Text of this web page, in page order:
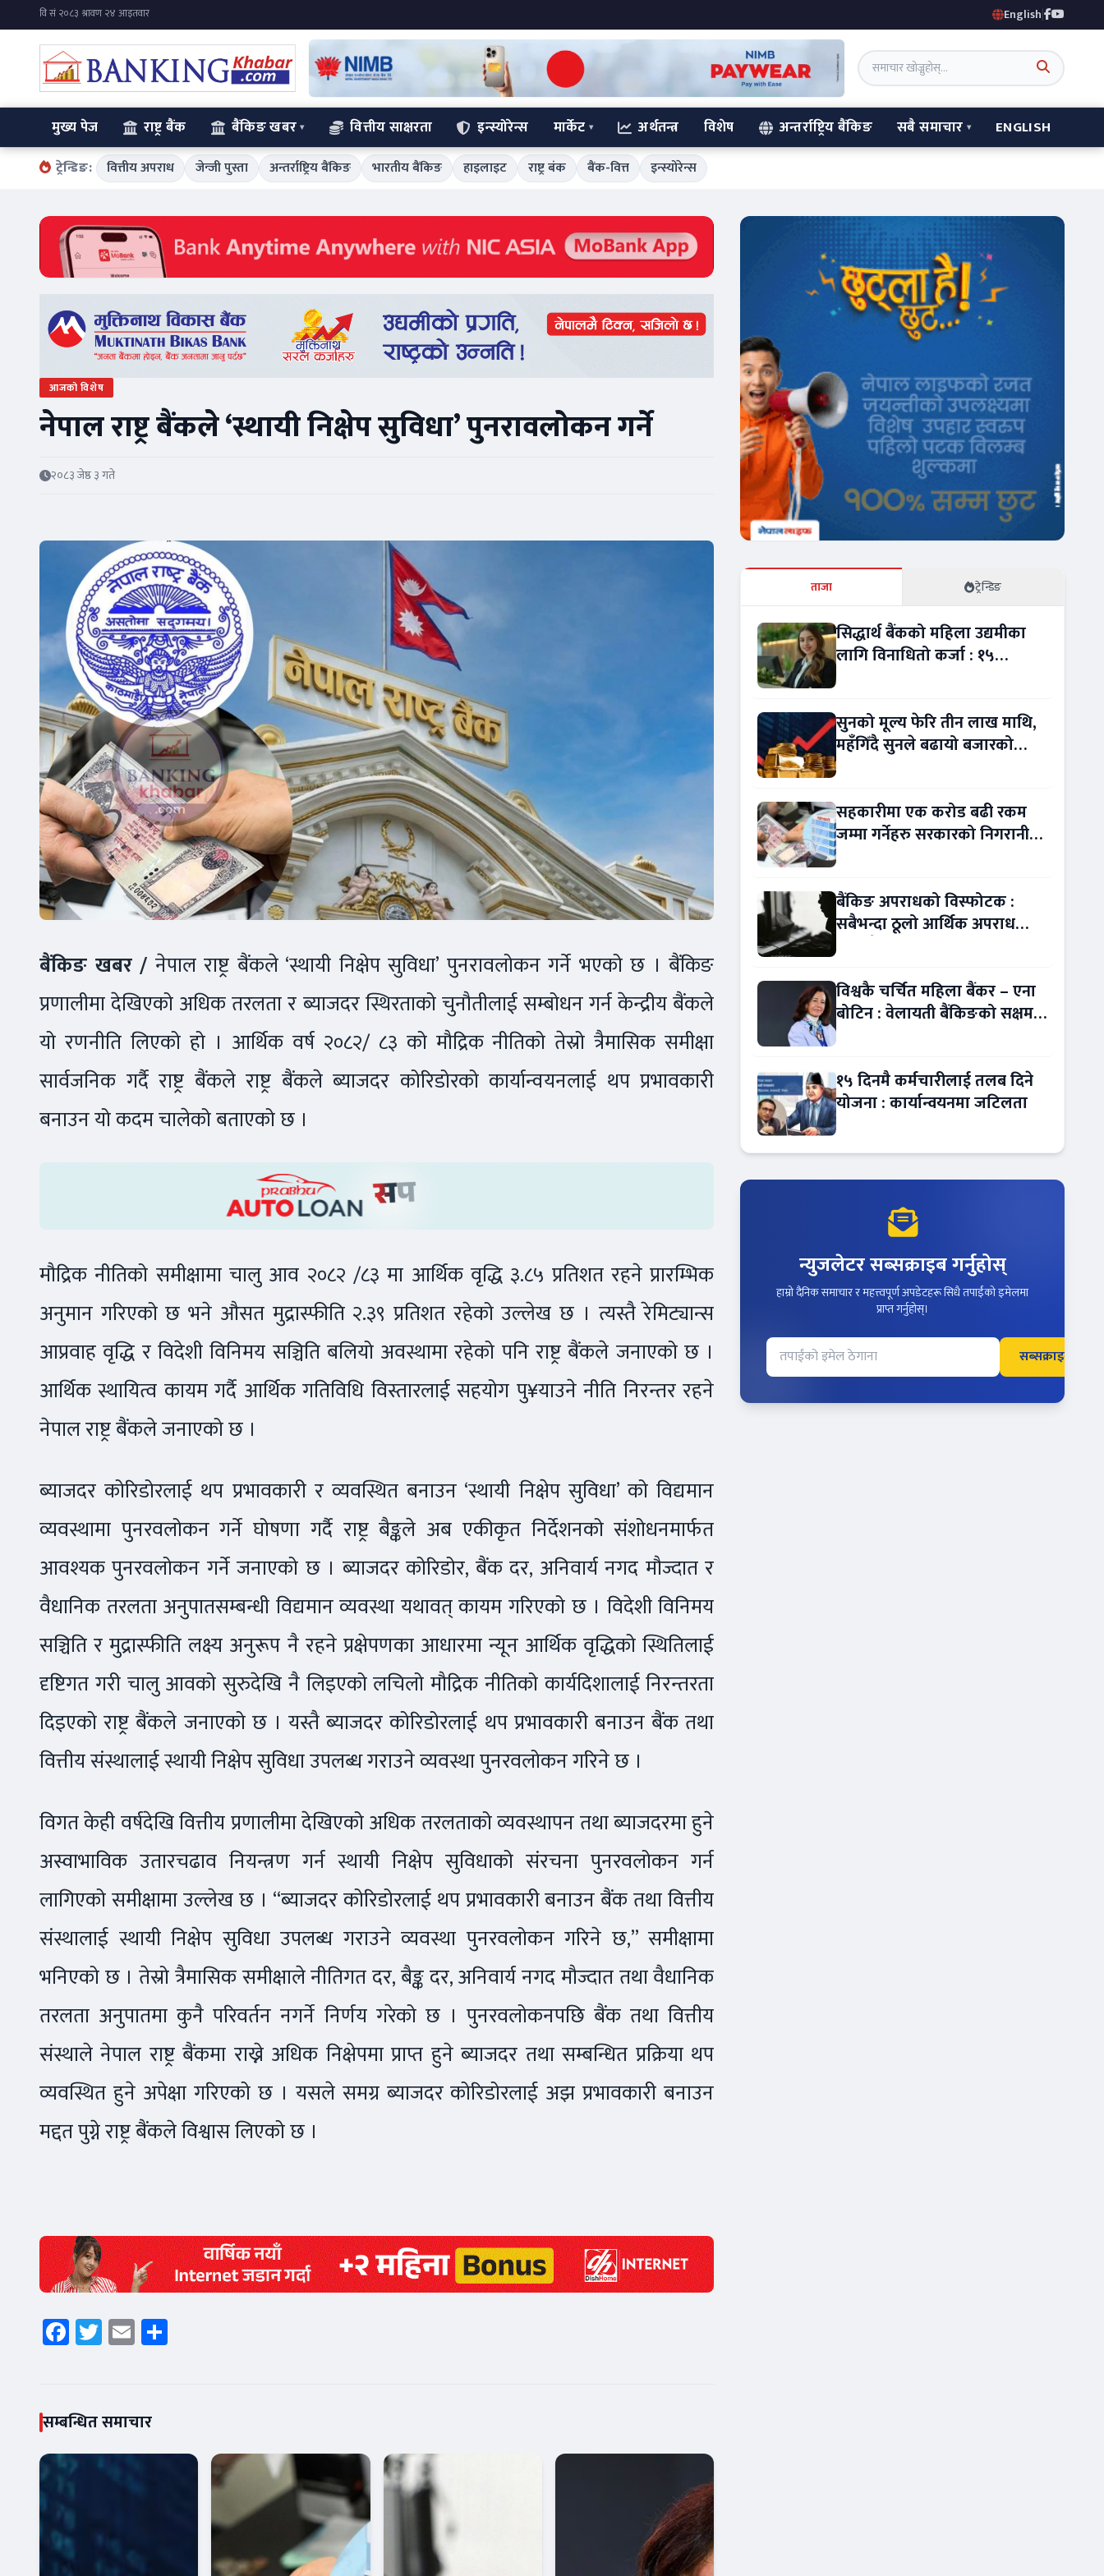
English|
मुख्य पेज राष्ट्र बैंक बैंकिङ खबर वित्तीय साक्षरता इन्स्योरेन्स मार्केट अर्थतन्त्र विशेष अन्तर्राष्ट्रिय बैंकिङ सबै समाचार ENGLISH
ट्रेन्डिङ: वित्तीय अपराध जेन्जी पुस्ता अन्तर्राष्ट्रिय बैंकिङ भारतीय बैंकिङ हाइलाइट राष्ट्र बंक बैंक-वित्त इन्स्योरेन्स
आजको विशेष
नेपाल राष्ट्र बैंकले ‘स्थायी निक्षेप सुविधा’ पुनरावलोकन गर्ने
२०८३ जेष्ठ ३ गते
बैंकिङ खबर / नेपाल राष्ट्र बैंकले ‘स्थायी निक्षेप सुविधा’ पुनरावलोकन गर्ने भएको छ । बैंकिङ
प्रणालीमा देखिएको अधिक तरलता र ब्याजदर स्थिरताको चुनौतीलाई सम्बोधन गर्न केन्द्रीय बैंकले
यो रणनीति लिएको हो । आर्थिक वर्ष २०८२/ ८३ को मौद्रिक नीतिको तेस्रो त्रैमासिक समीक्षा
सार्वजनिक गर्दै राष्ट्र बैंकले राष्ट्र बैंकले ब्याजदर कोरिडोरको कार्यान्वयनलाई थप प्रभावकारी
बनाउन यो कदम चालेको बताएको छ ।
मौद्रिक नीतिको समीक्षामा चालु आव २०८२ /८३ मा आर्थिक वृद्धि ३.८५ प्रतिशत रहने प्रारम्भिक
अनुमान गरिएको छ भने औसत मुद्रास्फीति २.३९ प्रतिशत रहेको उल्लेख छ । त्यस्तै रेमिट्यान्स
आप्रवाह वृद्धि र विदेशी विनिमय सञ्चिति बलियो अवस्थामा रहेको पनि राष्ट्र बैंकले जनाएको छ ।
आर्थिक स्थायित्व कायम गर्दै आर्थिक गतिविधि विस्तारलाई सहयोग पु¥याउने नीति निरन्तर रहने
नेपाल राष्ट्र बैंकले जनाएको छ ।
ब्याजदर कोरिडोरलाई थप प्रभावकारी र व्यवस्थित बनाउन ‘स्थायी निक्षेप सुविधा’ को विद्यमान
व्यवस्थामा पुनरवलोकन गर्ने घोषणा गर्दै राष्ट्र बैङ्कले अब एकीकृत निर्देशनको संशोधनमार्फत
आवश्यक पुनरवलोकन गर्ने जनाएको छ । ब्याजदर कोरिडोर, बैंक दर, अनिवार्य नगद मौज्दात र
वैधानिक तरलता अनुपातसम्बन्धी विद्यमान व्यवस्था यथावत् कायम गरिएको छ । विदेशी विनिमय
सञ्चिति र मुद्रास्फीति लक्ष्य अनुरूप नै रहने प्रक्षेपणका आधारमा न्यून आर्थिक वृद्धिको स्थितिलाई
दृष्टिगत गरी चालु आवको सुरुदेखि नै लिइएको लचिलो मौद्रिक नीतिको कार्यदिशालाई निरन्तरता
दिइएको राष्ट्र बैंकले जनाएको छ । यस्तै ब्याजदर कोरिडोरलाई थप प्रभावकारी बनाउन बैंक तथा
वित्तीय संस्थालाई स्थायी निक्षेप सुविधा उपलब्ध गराउने व्यवस्था पुनरवलोकन गरिने छ ।
विगत केही वर्षदेखि वित्तीय प्रणालीमा देखिएको अधिक तरलताको व्यवस्थापन तथा ब्याजदरमा हुने
अस्वाभाविक उतारचढाव नियन्त्रण गर्न स्थायी निक्षेप सुविधाको संरचना पुनरवलोकन गर्न
लागिएको समीक्षामा उल्लेख छ । “ब्याजदर कोरिडोरलाई थप प्रभावकारी बनाउन बैंक तथा वित्तीय
संस्थालाई स्थायी निक्षेप सुविधा उपलब्ध गराउने व्यवस्था पुनरवलोकन गरिने छ,” समीक्षामा
भनिएको छ । तेस्रो त्रैमासिक समीक्षाले नीतिगत दर, बैङ्क दर, अनिवार्य नगद मौज्दात तथा वैधानिक
तरलता अनुपातमा कुनै परिवर्तन नगर्ने निर्णय गरेको छ । पुनरवलोकनपछि बैंक तथा वित्तीय
संस्थाले नेपाल राष्ट्र बैंकमा राख्ने अधिक निक्षेपमा प्राप्त हुने ब्याजदर तथा सम्बन्धित प्रक्रिया थप
व्यवस्थित हुने अपेक्षा गरिएको छ । यसले समग्र ब्याजदर कोरिडोरलाई अझ प्रभावकारी बनाउन
मद्दत पुग्ने राष्ट्र बैंकले विश्वास लिएको छ ।
Facebook
Twitter
Email
सम्बन्धित समाचार
ताजा ट्रेन्डिङ
सिद्धार्थ बैंकको महिला उद्यमीका
लागि विनाधितो कर्जा : १५
सुनको मूल्य फेरि तीन लाख माथि,
महँगिँदै सुनले बढायो बजारको
सहकारीमा एक करोड बढी रकम
जम्मा गर्नेहरु सरकारको निगरानीमा
बैंकिङ अपराधको विस्फोटक :
सबैभन्दा ठूलो आर्थिक अपराध
विश्वकै चर्चित महिला बैंकर – एना
बोटिन : वेलायती बैंकिङको सक्षम
१५ दिनमै कर्मचारीलाई तलब दिने
योजना : कार्यान्वयनमा जटिलता
न्युजलेटर सब्सक्राइब गर्नुहोस्
हाम्रो दैनिक समाचार र महत्त्वपूर्ण अपडेटहरू सिधै तपाईंको इमेलमा
प्राप्त गर्नुहोस्।
सब्सक्राइब